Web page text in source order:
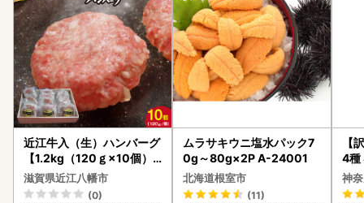
近江牛入（生）ハンバーグ
【1.2kg（120ｇ×10個）
】【AG09W】
滋賀県近江八幡市
(0)
ムラサキウニ塩水パック7
0g～80g×2P A-24001
北海道根室市
(11)
【
4種
神